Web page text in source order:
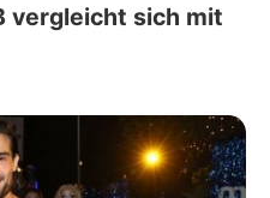
vergleicht sich mit